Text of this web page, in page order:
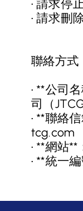
• 請求停
• 請求刪
聯絡方式
• **公司
司（JTCG
• **聯絡
tcg.com
• **網站**
• **統一